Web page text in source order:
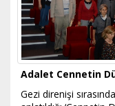
Adalet Cennetin
Gezi direnişi